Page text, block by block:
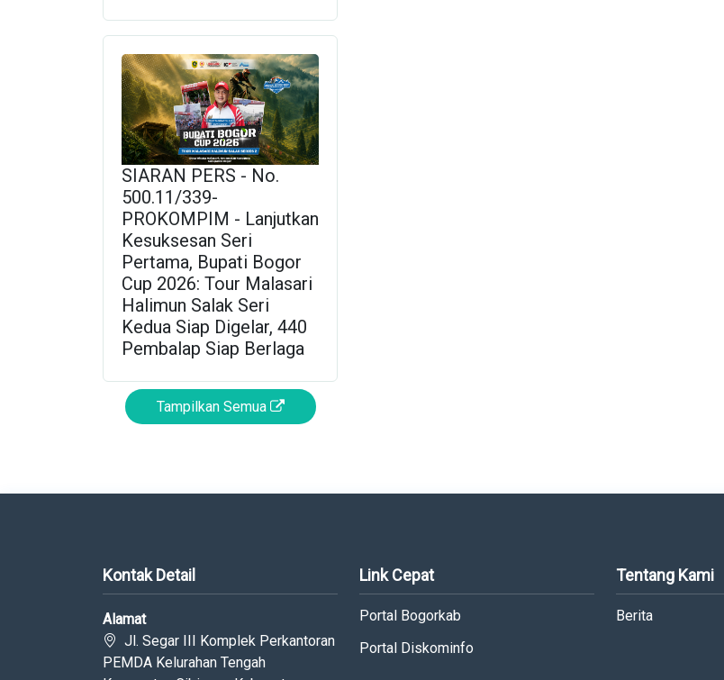
SIARAN PERS - No.
500.11/339-
PROKOMPIM - Lanjutkan
Kesuksesan Seri
Pertama, Bupati Bogor
Cup 2026: Tour Malasari
Halimun Salak Seri
Kedua Siap Digelar, 440
Pembalap Siap Berlaga
Tampilkan Semua
Kontak Detail
Alamat
Jl. Segar III Komplek Perkantoran
PEMDA Kelurahan Tengah
Link Cepat
Portal Bogorkab
Portal Diskominfo
Tentang Kami
Berita